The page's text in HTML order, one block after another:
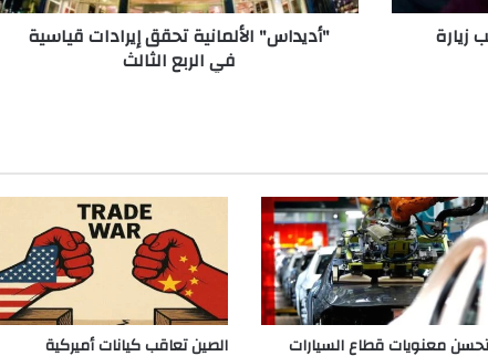
زيارة
ا
ي
ة
ت
ح
ق
ق
إ
"أديداس" الألمانية تحقق إيرادات قياسية
في الربع الثالث
تحسن معنويات قطاع السيارات الصين تعاقب كيانات أميركية